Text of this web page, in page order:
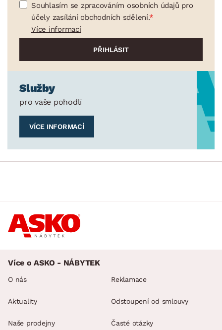
Souhlasím se zpracováním osobních údajů pro
účely zasílání obchodních sdělení.
Více informací
Služby
pro vaše pohodlí
VÍCE INFORMACÍ
Více o ASKO - NÁBYTEK
O nás
Aktuality
Naše prodejny
Reklamace
Odstoupení od smlouvy
Časté otázky